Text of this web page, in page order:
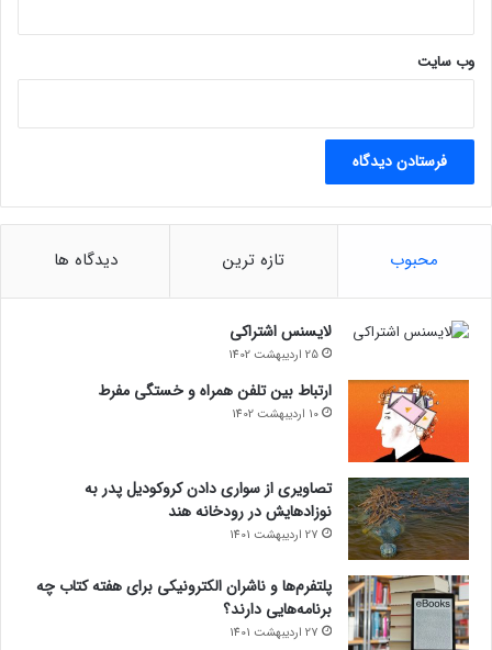
د
؟
وب‌ سایت
محبوب تازه ترین دیدگاه ها
لایسنس اشتراکی
25 اردیبهشت 1402
ارتباط بین تلفن همراه و خستگی مفرط
10 اردیبهشت 1402
تصاویری از سواری دادن کروکودیل پدر به
نوزادهایش در رودخانه هند
27 اردیبهشت 1401
پلتفرم‌ها و ناشران الکترونیکی برای هفته کتاب چه
برنامه‌هایی دارند؟
27 اردیبهشت 1401